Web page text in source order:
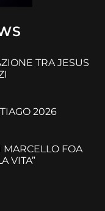
TRA JESUS
2026
MARCELLO FOA
VITA”